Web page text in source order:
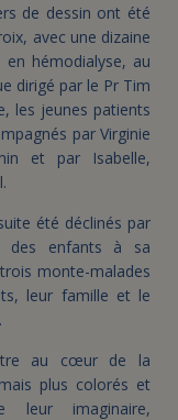
de dessin ont été
avec une dizaine
en hémodialyse, au
dirigé par le Pr Tim
les jeunes patients
par Virginie
et par Isabelle,
été déclinés par
des enfants à sa
monte-malades
leur famille et le
au cœur de la
plus colorés et
leur imaginaire,